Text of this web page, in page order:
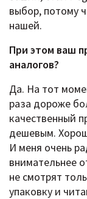
выбор, потому
нашей.
При этом ваш
аналогов?
Да. На тот
раза дороже
качественный
дешевым.
И меня очень
внимательнее
не смотрят
упаковку и